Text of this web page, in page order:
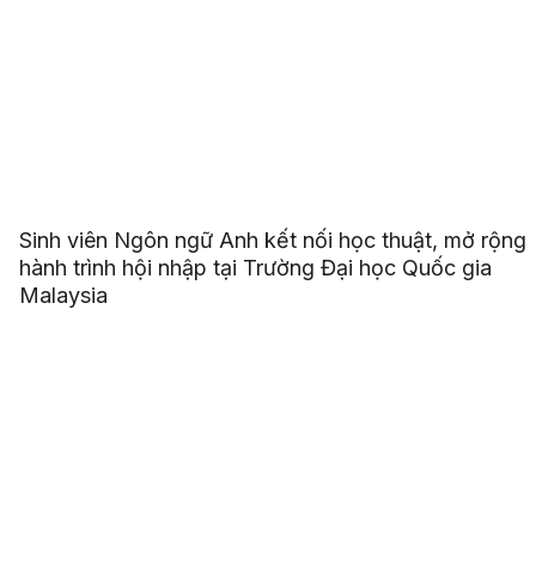
Sinh viên Ngôn ngữ Anh kết nối học thuật, mở rộng
hành trình hội nhập tại Trường Đại học Quốc gia
Malaysia